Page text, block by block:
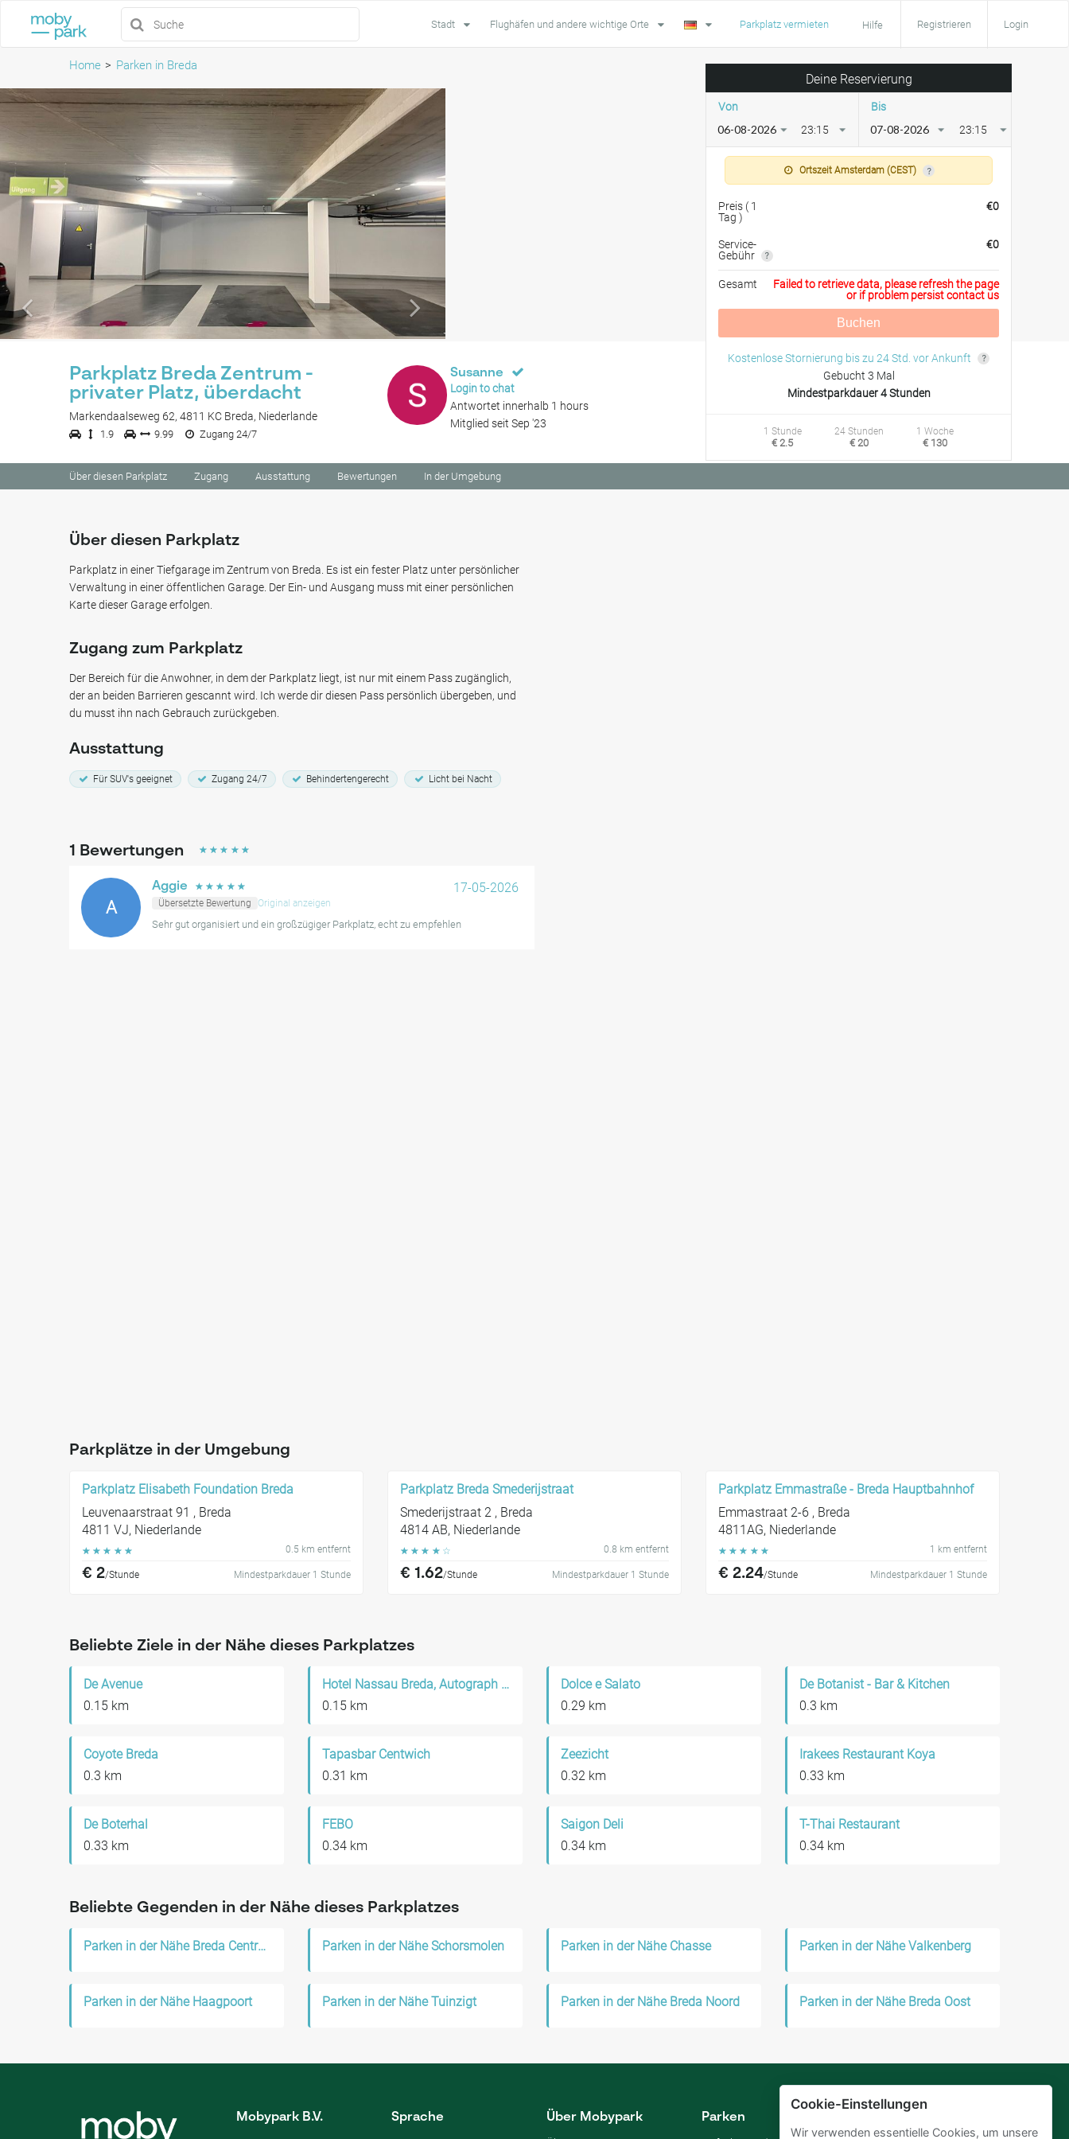
Parkplatz vermieten Hilfe Registrieren Login
Stadt Flughäfen und andere wichtige Orte
Home Parken in Breda
Parkplatz Breda Zentrum -
privater Platz, überdacht
Markendaalseweg 62, 4811 KC Breda, Niederlande
1.9 9.99 Zugang 24/7
Susanne
Login to chat
Antwortet innerhalb 1 hours
Mitglied seit Sep '23
Deine Reservierung
Von
23:15
Bis
23:15
Ortszeit Amsterdam (CEST)
Preis (1
Tag )
€0
Service-
Gebühr
€0
Gesamt
Failed to retrieve data, please refresh the page
or if problem persist contact us
Buchen
Kostenlose Stornierung bis zu 24 Std. vor Ankunft
Gebucht 3 Mal
Mindestparkdauer 4 Stunden
1 Stunde
€ 2.5
24 Stunden
€ 20
1 Woche
€ 130
Über diesen Parkplatz Zugang Ausstattung Bewertungen In der Umgebung
Über diesen Parkplatz
Parkplatz in einer Tiefgarage im Zentrum von Breda. Es ist ein fester Platz unter persönlicher
Verwaltung in einer öffentlichen Garage. Der Ein- und Ausgang muss mit einer persönlichen
Karte dieser Garage erfolgen.
Zugang zum Parkplatz
Der Bereich für die Anwohner, in dem der Parkplatz liegt, ist nur mit einem Pass zugänglich,
der an beiden Barrieren gescannt wird. Ich werde dir diesen Pass persönlich übergeben, und
du musst ihn nach Gebrauch zurückgeben.
Ausstattung
Für SUV's geeignet Zugang 24/7 Behindertengerecht Licht bei Nacht
1 Bewertungen ☆ ☆ ☆ ☆ ☆
A
Aggie ☆ ☆ ☆ ☆ ☆
Übersetzte Bewertung
Original anzeigen
Sehr gut organisiert und ein großzügiger Parkplatz, echt zu empfehlen
17-05-2026
Parkplätze in der Umgebung
Parkplatz Elisabeth Foundation Breda
Leuvenaarstraat 91 , Breda
4811 VJ, Niederlande
☆ ☆ ☆ ☆ ☆ 0.5 km entfernt
€ 2/Stunde Mindestparkdauer 1 Stunde
Parkplatz Breda Smederijstraat
Smederijstraat 2 , Breda
4814 AB, Niederlande
☆ ☆ ☆ ☆ ☆ 0.8 km entfernt
€ 1.62/Stunde Mindestparkdauer 1 Stunde
Parkplatz Emmastraße - Breda Hauptbahnhof
Emmastraat 2-6 , Breda
4811AG, Niederlande
☆ ☆ ☆ ☆ ☆ 1 km entfernt
€ 2.24/Stunde Mindestparkdauer 1 Stunde
Beliebte Ziele in der Nähe dieses Parkplatzes
De Avenue
0.15 km
Hotel Nassau Breda, Autograph Collection
0.15 km
Dolce e Salato
0.29 km
De Botanist - Bar & Kitchen
0.3 km
Coyote Breda
0.3 km
Tapasbar Centwich
0.31 km
Zeezicht
0.32 km
Irakees Restaurant Koya
0.33 km
De Boterhal
0.33 km
FEBO
0.34 km
Saigon Deli
0.34 km
T-Thai Restaurant
0.34 km
Beliebte Gegenden in der Nähe dieses Parkplatzes
Parken in der Nähe Breda Centrum Parken in der Nähe Schorsmolen Parken in der Nähe Chasse Parken in der Nähe Valkenberg
Parken in der Nähe Haagpoort Parken in der Nähe Tuinzigt Parken in der Nähe Breda Noord Parken in der Nähe Breda Oost
Cookie-Einstellungen
Wir verwenden essentielle Cookies, um unsere
Mobypark B.V. Sprache Über Mobypark Parken